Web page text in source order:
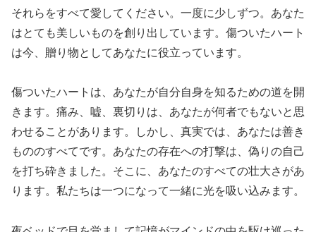
それらをすべて愛してください。一度に少しずつ。あなた
はとても美しいものを創り出しています。傷ついたハート
は今、贈り物としてあなたに役立っています。
傷ついたハートは、あなたが自分自身を知るための道を開
きます。痛み、嘘、裏切りは、あなたが何者でもないと思
わせることがあります。しかし、真実では、あなたは善き
もののすべてです。あなたの存在への打撃は、偽りの自己
を打ち砕きました。そこに、あなたのすべての壮大さがあ
ります。私たちは一つになって一緒に光を吸い込みます。